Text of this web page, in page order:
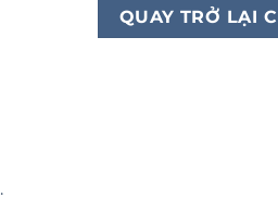
QUAY TRỞ LẠI
.